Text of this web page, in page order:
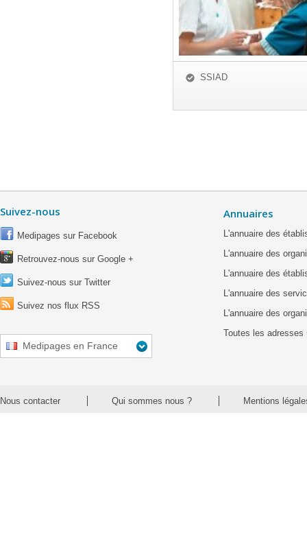
SSIAD
Suivez-nous
Medipages sur Facebook
Retrouvez-nous sur Google +
Suivez-nous sur Twitter
Suivez nos flux RSS
Medipages en France
Annuaires
L'annuaire des
L'annuaire des
L'annuaire des
L'annuaire des
L'annuaire des
Toutes les adresses
Nous contacter Qui sommes nous ? Mentions